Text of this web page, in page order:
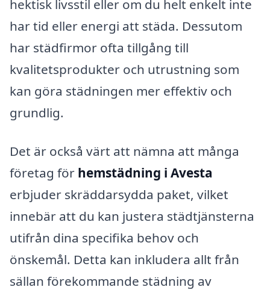
hektisk livsstil eller om du helt enkelt inte
har tid eller energi att städa. Dessutom
har städfirmor ofta tillgång till
kvalitetsprodukter och utrustning som
kan göra städningen mer effektiv och
grundlig.
Det är också värt att nämna att många
företag för hemstädning i Avesta
erbjuder skräddarsydda paket, vilket
innebär att du kan justera städtjänsterna
utifrån dina specifika behov och
önskemål. Detta kan inkludera allt från
sällan förekommande städning av